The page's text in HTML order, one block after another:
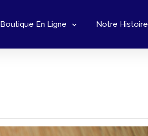
Boutique En Ligne Notre Histoire